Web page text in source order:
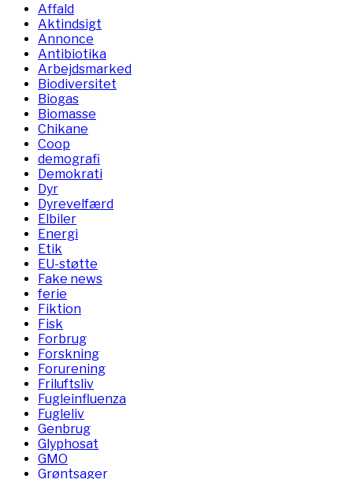
Affald
Aktindsigt
Annonce
Antibiotika
Arbejdsmarked
Biodiversitet
Biogas
Biomasse
Chikane
Coop
demografi
Demokrati
Dyr
Dyrevelfærd
Elbiler
Energi
Etik
EU-støtte
Fake news
ferie
Fiktion
Fisk
Forbrug
Forskning
Forurening
Friluftsliv
Fugleinfluenza
Fugleliv
Genbrug
Glyphosat
GMO
Grøntsager